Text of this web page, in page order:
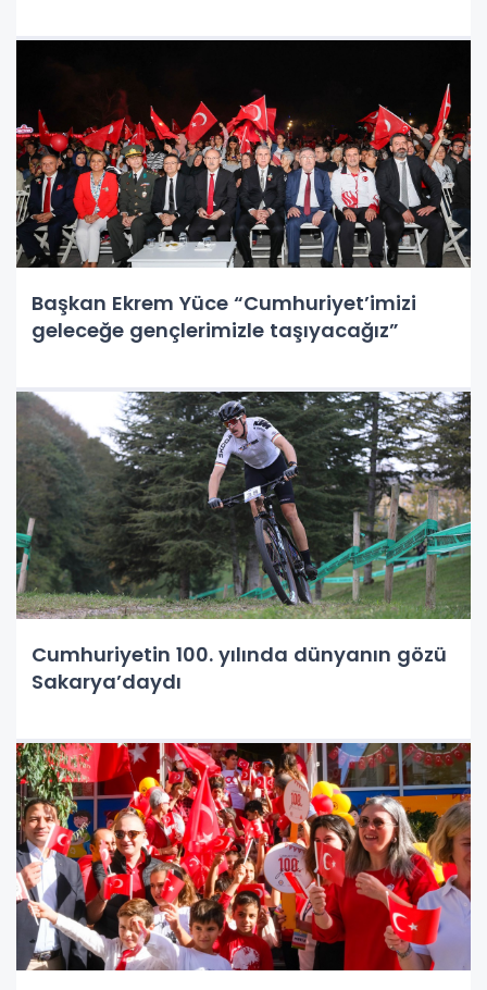
Başkan Ekrem Yüce “Cumhuriyet’imizi
geleceğe gençlerimizle taşıyacağız”
Cumhuriyetin 100. yılında dünyanın gözü
Sakarya’daydı